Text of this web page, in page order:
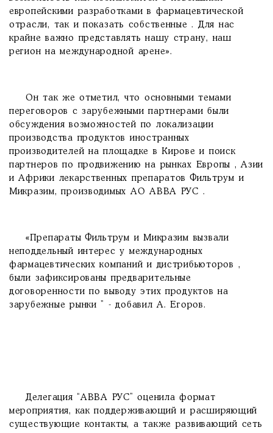
европейскими разработками в фармацевтической
отрасли, так и показать собственные . Для нас
крайне важно представлять нашу страну, наш
регион на международной арене».
Он так же отметил, что основными темами
переговоров с зарубежными партнерами были
обсуждения возможностей по локализации
производства продуктов иностранных
производителей на площадке в Кирове и поиск
партнеров по продвижению на рынках Европы , Азии
и Африки лекарственных препаратов Фильтрум и
Микразим, производимых АО АВВА РУС .
«Препараты Фильтрум и Микразим вызвали
неподдельный интерес у международных
фармацевтических компаний и дистрибьюторов ,
были зафиксированы предварительные
договоренности по выводу этих продуктов на
зарубежные рынки ” - добавил А. Егоров.
Делегация “АВВА РУС” оценила формат
мероприятия, как поддерживающий и расширяющий
существующие контакты, а также развивающий сеть